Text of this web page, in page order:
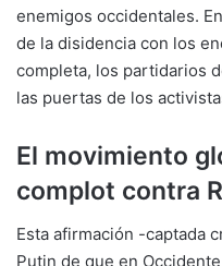
enemigos occidentales.
de la disidencia con los
completa, los partidarios
las puertas de los
El movimiento
complot contra
Esta afirmación -captada
Putin de que en